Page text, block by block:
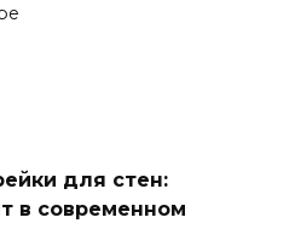
для стен:
в современном